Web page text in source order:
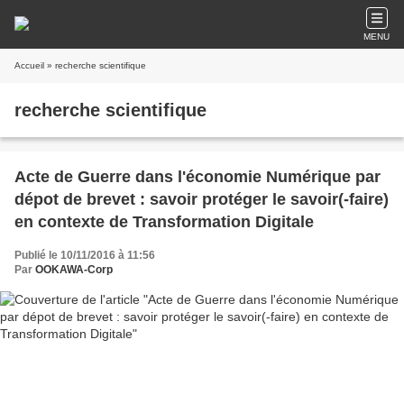
MENU
Accueil » recherche scientifique
recherche scientifique
Acte de Guerre dans l'économie Numérique par
dépot de brevet : savoir protéger le savoir(-faire)
en contexte de Transformation Digitale
Publié le 10/11/2016 à 11:56
Par OOKAWA-Corp